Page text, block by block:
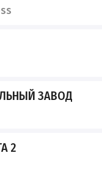
ЗАВОД
2